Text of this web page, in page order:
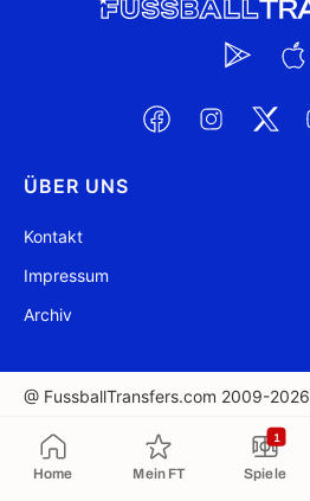
Home Mein FT Spiele
1
ÜBER UNS
Kontakt
Impressum
Archiv
@ FussballTransfers.com 2009-2026
In die Zwischenablage kopiert